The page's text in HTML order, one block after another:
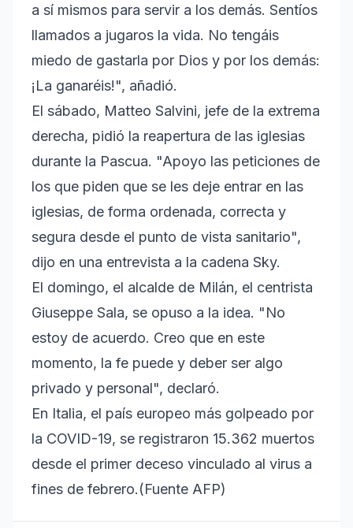
a sí mismos para servir a los demás. Sentíos
llamados a jugaros la vida. No tengáis
miedo de gastarla por Dios y por los demás:
¡La ganaréis!", añadió.
El sábado, Matteo Salvini, jefe de la extrema
derecha, pidió la reapertura de las iglesias
durante la Pascua. "Apoyo las peticiones de
los que piden que se les deje entrar en las
iglesias, de forma ordenada, correcta y
segura desde el punto de vista sanitario",
dijo en una entrevista a la cadena Sky.
El domingo, el alcalde de Milán, el centrista
Giuseppe Sala, se opuso a la idea. "No
estoy de acuerdo. Creo que en este
momento, la fe puede y deber ser algo
privado y personal", declaró.
En Italia, el país europeo más golpeado por
la COVID-19, se registraron 15.362 muertos
desde el primer deceso vinculado al virus a
fines de febrero.(Fuente AFP)